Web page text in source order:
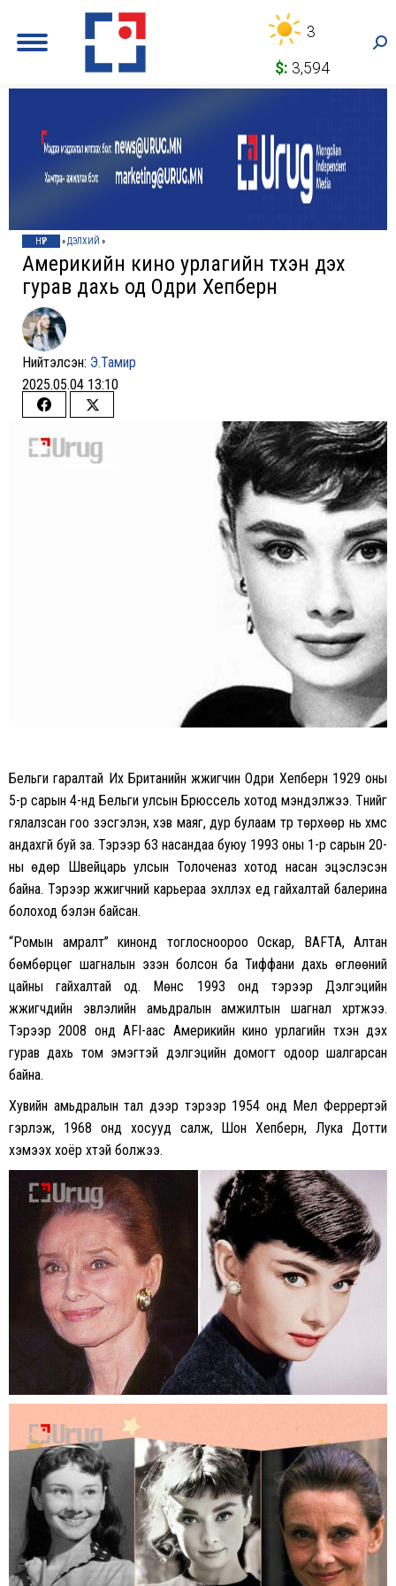
3
$: 3,594
НҮҮР »ДЭЛХИЙ »
Америкийн кино урлагийн түүхэн дэх
гурав дахь од Одри Хепберн
Нийтэлсэн: Э.Тамир
2025.05.04 13:10
Share
on
Share
on
Бельги гаралтай Их Британийн жүжигчин Одри Хепберн 1929 оны
5-р сарын 4-нд Бельги улсын Брюссель хотод мэндэлжээ. Түүнийг
гялалзсан гоо үзэсгэлэн, хэв маяг, дур булаам түр төрхөөр нь хүмүүс
андахгүй буй за. Тэрээр 63 насандаа буюу 1993 оны 1-р сарын 20-
ны өдөр Швейцарь улсын Толоченаз хотод насан эцэслэсэн
байна. Тэрээр жүжигчний карьераа эхлүүлэх үед гайхалтай балерина
болоход бэлэн байсан.
“Ромын амралт” кинонд тоглосноороо Оскар, BAFTA, Алтан
бөмбөрцөг шагналын эзэн болсон ба Тиффани дахь өглөөний
цайны гайхалтай од. Мөнс 1993 онд тэрээр Дэлгэцийн
жүжигчдийн эвлэлийн амьдралын амжилтын шагнал хүртжээ.
Тэрээр 2008 онд AFI-аас Америкийн кино урлагийн түүхэн дэх
гурав дахь том эмэгтэй дэлгэцийн домогт одоор шалгарсан
байна.
Хувийн амьдралын тал дээр тэрээр 1954 онд Мел Феррертэй
гэрлэж, 1968 онд хосууд салж, Шон Хепберн, Лука Дотти
хэмээх хоёр хүүтэй болжээ.